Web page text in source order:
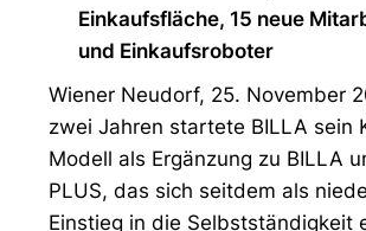
Einkaufsfläche, 15 neue
und Einkaufsroboter
Wiener Neudorf, 25. November
zwei Jahren startete BILLA sein
Modell als Ergänzung zu BILLA
PLUS, das sich seitdem als
Einstieg in die Selbstständigkeit